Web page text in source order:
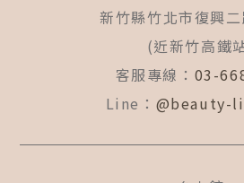
新竹縣竹北市復興
(近新竹高鐵
客服專線： 03-
Line： @beauty-